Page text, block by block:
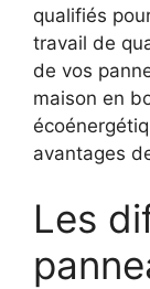
qualifiés
travail de
de vos
maison en
avantages
Les